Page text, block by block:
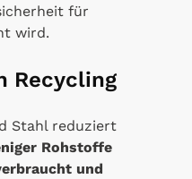
für
wird.
Recycling
Stahl reduziert
Rohstoffe
und